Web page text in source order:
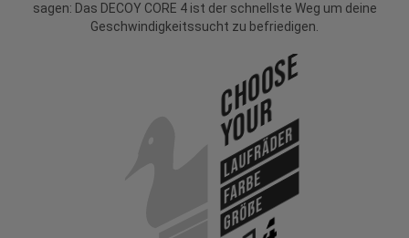
sagen: Das DECOY CORE 4 ist der schnellste Weg um deine
Geschwindigkeitssucht zu befriedigen.
Choose
Your
Laufräder
Farbe
Größe